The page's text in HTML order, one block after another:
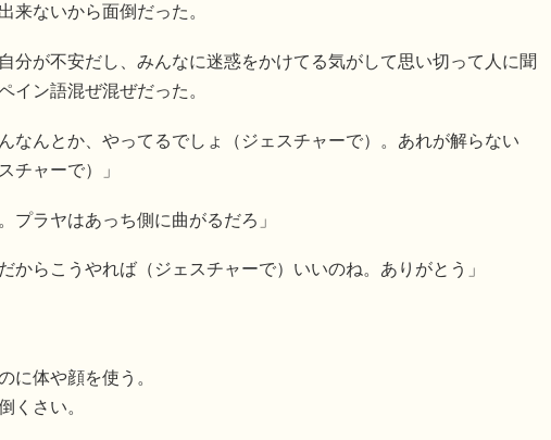
来ないから面倒だった。
分が不安だし、みんなに迷惑をかけてる気がして思い切って人に聞
イン語混ぜ混ぜだった。
なんとか、やってるでしょ（ジェスチャーで）。あれが解らない
チャーで）」
プラヤはあっち側に曲がるだろ」
からこうやれば（ジェスチャーで）いいのね。ありがとう」
に体や顔を使う。
くさい。